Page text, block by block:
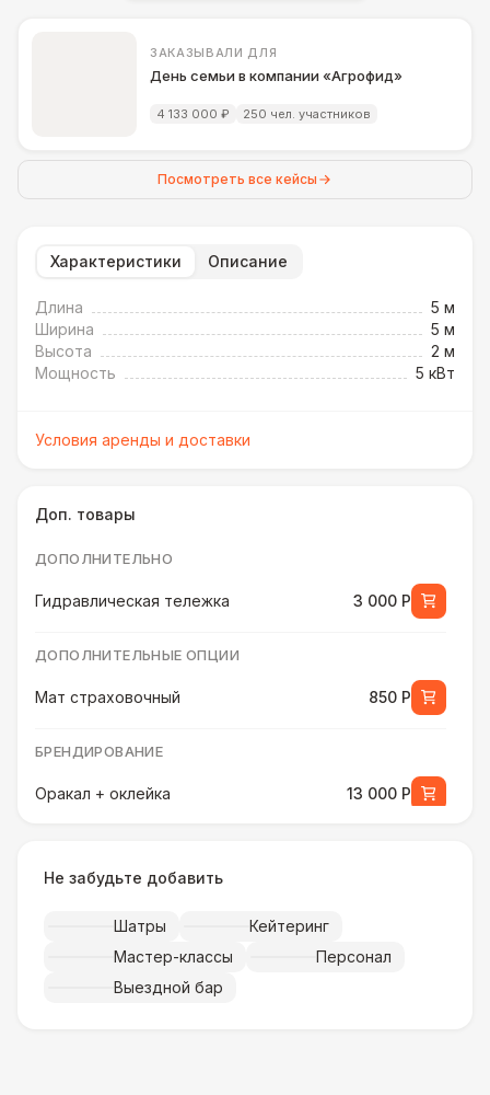
ЗАКАЗЫВАЛИ ДЛЯ
День семьи в компании «Агрофид»
4 133 000 ₽ 250 чел. участников
Посмотреть все кейсы
Характеристики Описание
Длина
5 м
Ширина
5 м
Высота
2 м
Мощность
5 кВт
Условия аренды и доставки
Доп. товары
ДОПОЛНИТЕЛЬНО
Гидравлическая тележка 3 000 Р
ДОПОЛНИТЕЛЬНЫЕ ОПЦИИ
Мат страховочный 850 Р
БРЕНДИРОВАНИЕ
Оракал + оклейка 13 000 Р
Ростомер детский 2 700 Р
Не забудьте добавить
Шатры
Кейтеринг
Мастер-классы
Персонал
Выездной бар